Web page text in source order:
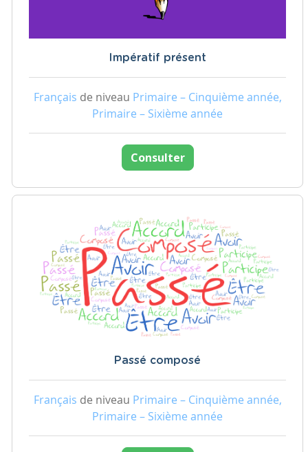
Impératif présent
Français de niveau Primaire – Cinquième année,
Primaire – Sixième année
Consulter
Passé composé
Français de niveau Primaire – Cinquième année,
Primaire – Sixième année